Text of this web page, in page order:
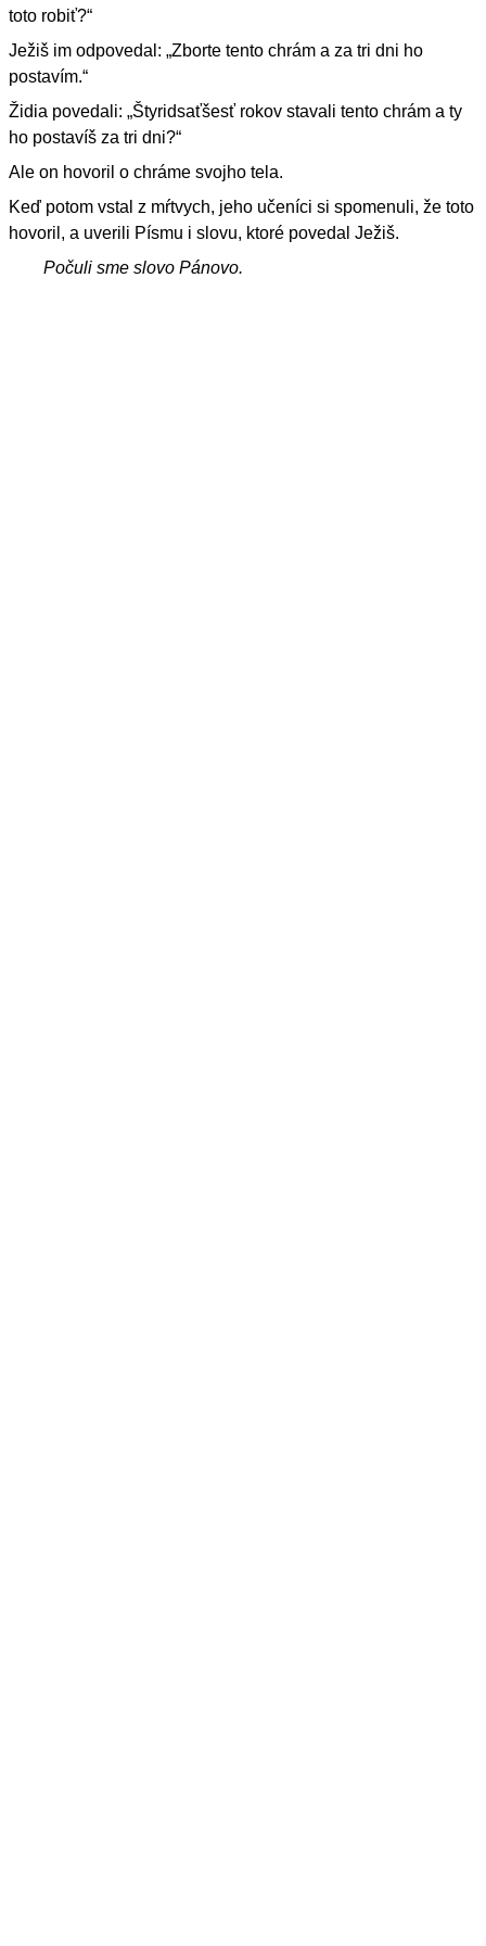
toto robiť?“
Ježiš im odpovedal: „Zborte tento chrám a za tri dni ho
postavím.“
Židia povedali: „Štyridsaťšesť rokov stavali tento chrám a ty
ho postavíš za tri dni?“
Ale on hovoril o chráme svojho tela.
Keď potom vstal z mŕtvych, jeho učeníci si spomenuli, že toto
hovoril, a uverili Písmu i slovu, ktoré povedal Ježiš.
Počuli sme slovo Pánovo.